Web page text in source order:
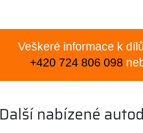
Veškeré informace k
+420 724 806 098
Další nabízené